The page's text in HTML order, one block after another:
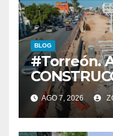
BLOG
#Torreón.
SISTEMA
SOBRE
AGO 7, 2026